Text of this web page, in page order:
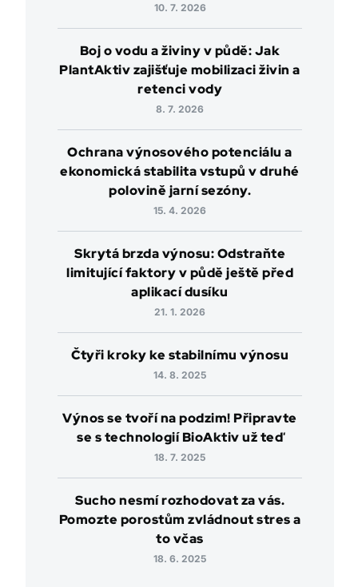
10. 7. 2026
Boj o vodu a živiny v půdě: Jak
PlantAktiv zajišťuje mobilizaci živin a
retenci vody
8. 7. 2026
Ochrana výnosového potenciálu a
ekonomická stabilita vstupů v druhé
polovině jarní sezóny.
15. 4. 2026
Skrytá brzda výnosu: Odstraňte
limitující faktory v půdě ještě před
aplikací dusíku
21. 1. 2026
Čtyři kroky ke stabilnímu výnosu
14. 8. 2025
Výnos se tvoří na podzim! Připravte
se s technologií BioAktiv už teď
18. 7. 2025
Sucho nesmí rozhodovat za vás.
Pomozte porostům zvládnout stres a
to včas
18. 6. 2025